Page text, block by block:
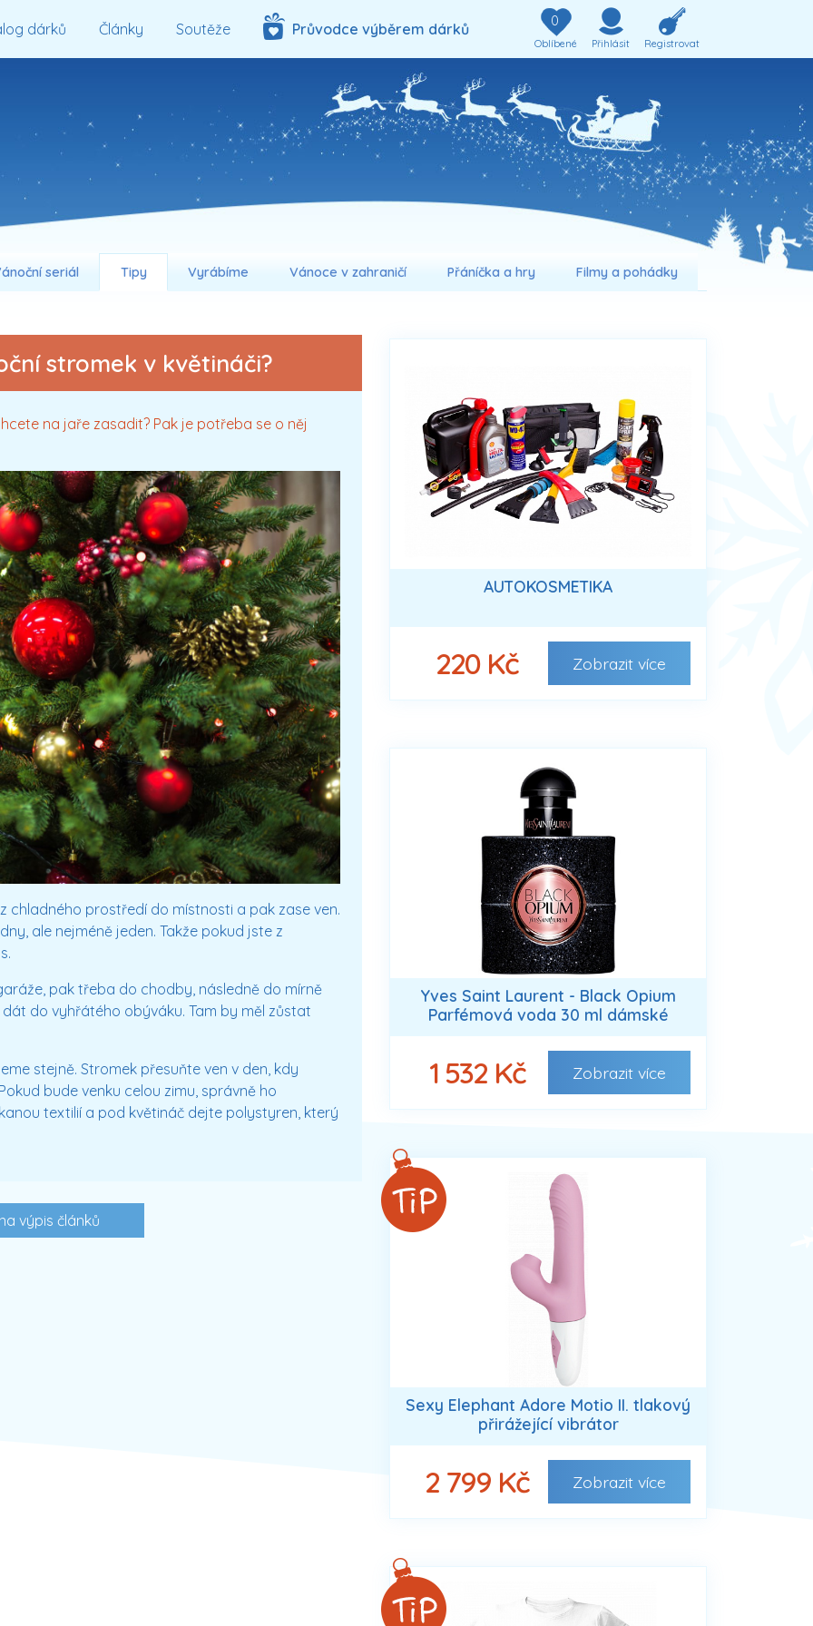
dárků Články Soutěže Průvodce výběrem dárků 0
Oblíbené Přihlásit Registrovat
seriál Tipy Vyrábíme Vánoce v zahraničí Přáníčka a hry Filmy a pohádky
stromek v květináči?
na jaře zasadit? Pak je potřeba se o něj
chladného prostředí do místnosti a pak zase ven.
ale nejméně jeden. Takže pokud jste z
pak třeba do chodby, následně do mírně
do vyhřátého obýváku. Tam by měl zůstat
stejně. Stromek přesuňte ven v den, kdy
bude venku celou zimu, správně ho
textilií a pod květináč dejte polystyren, který
výpis článků
AUTOKOSMETIKA
220 Kč Zobrazit více
Yves Saint Laurent - Black Opium
Parfémová voda 30 ml dámské
1 532 Kč Zobrazit více
Sexy Elephant Adore Motio II. tlakový
přirážející vibrátor
2 799 Kč Zobrazit více